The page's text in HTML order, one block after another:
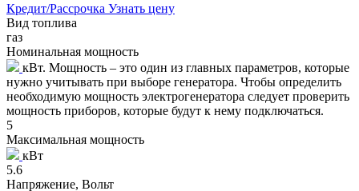
Кредит/Рассрочка Узнать цену
Вид топлива
газ
Номинальная мощность
кВт. Мощность – это один из главных параметров, которые
нужно учитывать при выборе генератора. Чтобы определить
необходимую мощность электрогенератора следует проверить
мощность приборов, которые будут к нему подключаться.
5
Максимальная мощность
кВт
5.6
Напряжение, Вольт